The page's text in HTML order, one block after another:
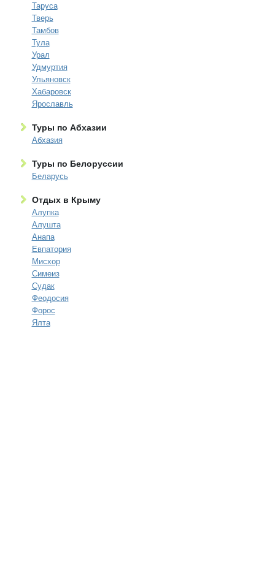
Таруса
Тверь
Тамбов
Тула
Урал
Удмуртия
Ульяновск
Хабаровск
Ярославль
Туры по Абхазии
Абхазия
Туры по Белоруссии
Беларусь
Отдых в Крыму
Алупка
Алушта
Анапа
Евпатория
Мисхор
Симеиз
Судак
Феодосия
Форос
Ялта